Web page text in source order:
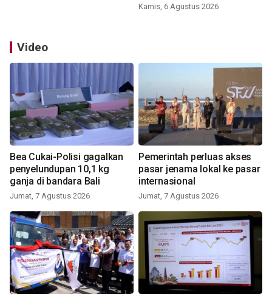
Kamis, 6 Agustus 2026
Video
Bea Cukai-Polisi gagalkan
penyelundupan 10,1 kg
ganja di bandara Bali
Jumat, 7 Agustus 2026
Pemerintah perluas akses
pasar jenama lokal ke pasar
internasional
Jumat, 7 Agustus 2026